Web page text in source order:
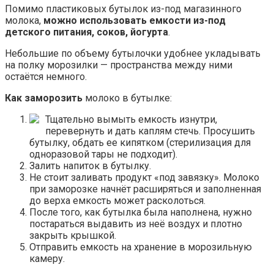
Помимо пластиковых бутылок из-под магазинного
молока, можно использовать емкости из-под
детского питания, соков, йогурта.
Небольшие по объему бутылочки удобнее укладывать
на полку морозилки — пространства между ними
остаётся немного.
Как заморозить молоко в бутылке:
Тщательно вымыть емкость изнутри,
перевернуть и дать каплям стечь. Просушить
бутылку, обдать ее кипятком (стерилизация для
одноразовой тары не подходит).
Залить напиток в бутылку.
Не стоит заливать продукт «под завязку». Молоко
при заморозке начнёт расширяться и заполненная
до верха емкость может расколоться.
После того, как бутылка была наполнена, нужно
постараться выдавить из неё воздух и плотно
закрыть крышкой.
Отправить емкость на хранение в морозильную
камеру.